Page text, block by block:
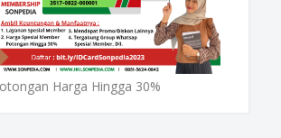
Harga Hingga 30%